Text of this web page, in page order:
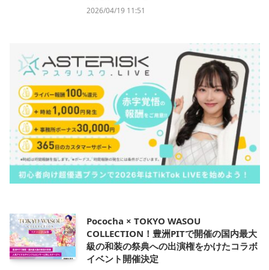
2026/04/19 11:51
Pococha × TOKYO WASOU
COLLECTION！豊洲PITで開催の国内最大
級の和装の祭典への出演権をかけたコラボ
イベント開催決定